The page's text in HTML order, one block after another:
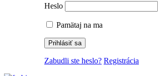
Heslo
Pamätaj na ma
Zabudli ste heslo? Registrácia